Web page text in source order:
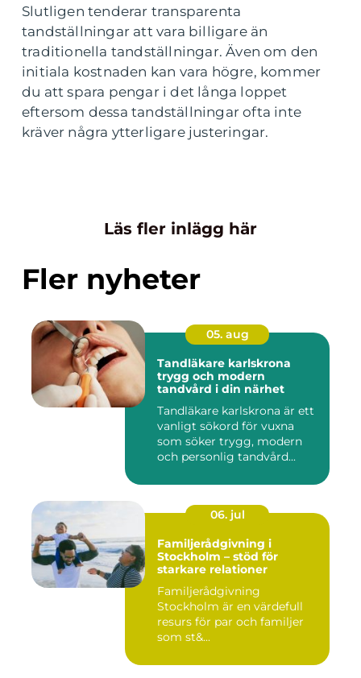
Slutligen tenderar transparenta
tandställningar att vara billigare än
traditionella tandställningar. Även om den
initiala kostnaden kan vara högre, kommer
du att spara pengar i det långa loppet
eftersom dessa tandställningar ofta inte
kräver några ytterligare justeringar.
Läs fler inlägg här
Fler nyheter
05. aug
Tandläkare karlskrona
trygg och modern
tandvård i din närhet
Tandläkare karlskrona är ett
vanligt sökord för vuxna
som söker trygg, modern
och personlig tandvård...
06. jul
Familjerådgivning i
Stockholm – stöd för
starkare relationer
Familjerådgivning
Stockholm är en värdefull
resurs för par och familjer
som st&...